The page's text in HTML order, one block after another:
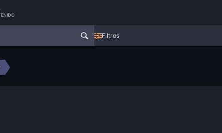
Filtros